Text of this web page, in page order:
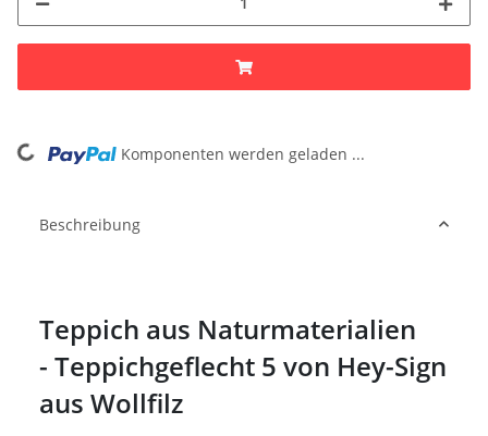
Komponenten werden geladen ...
Beschreibung
Teppich aus Naturmaterialien
- Teppichgeflecht 5 von Hey-Sign
aus Wollfilz